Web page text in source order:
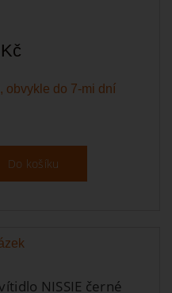
obvykle do 7-mi dní
Do košíku
NISSIE černé